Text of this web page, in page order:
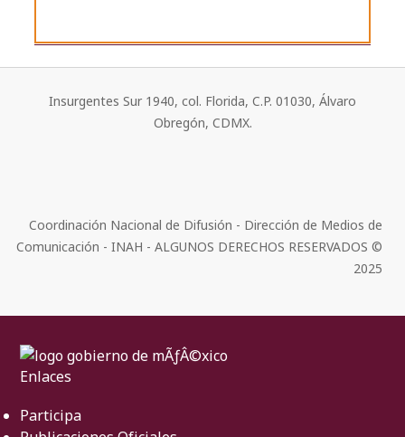
Insurgentes Sur 1940, col. Florida, C.P. 01030, Álvaro
Obregón, CDMX.
Coordinación Nacional de Difusión - Dirección de Medios de
Comunicación - INAH - ALGUNOS DERECHOS RESERVADOS ©
2025
Enlaces
Participa